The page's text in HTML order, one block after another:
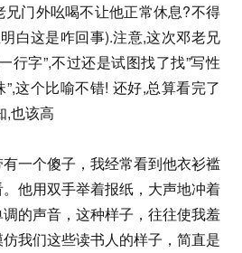
兄门外吆喝不让他正常休息?不得
白这是咋回事).注意,这次邓老兄
行字”,不过还是试图找了找”写性
”,这个比喻不错! 还好,总算看完了
,也该高
一个傻子，我经常看到他衣衫褴
他用双手举着报纸，大声地冲着
的声音，这种样子，往往使我羞
我们这些读书人的样子，简直是